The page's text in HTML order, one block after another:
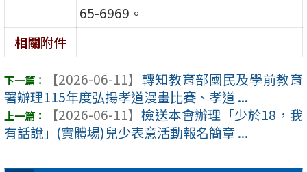
65-6969。
相關附件
【2026-06-11】 轉知教育部國民及學前教育
署辦理115年度弘揚孝道漫畫比賽、孝道 ...
【2026-06-11】 檢送本會辦理「少於18，我
有話說」(實體場)兒少表意活動報名簡章 ...